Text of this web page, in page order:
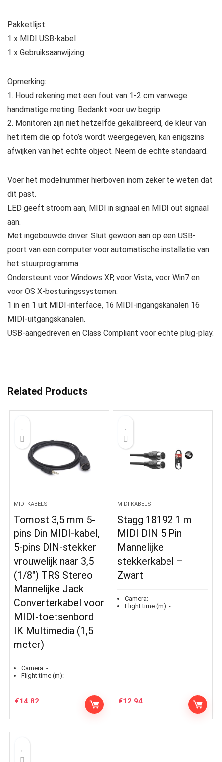
Pakketlijst:
1 x MIDI USB-kabel
1 x Gebruiksaanwijzing
Opmerking:
1. Houd rekening met een fout van 1-2 cm vanwege
handmatige meting. Bedankt voor uw begrip.
2. Monitoren zijn niet hetzelfde gekalibreerd, de kleur van
het item die op foto’s wordt weergegeven, kan enigszins
afwijken van het echte object. Neem de echte standaard.
Voer het modelnummer hierboven inom zeker te weten dat
dit past.
LED geeft stroom aan, MIDI in signaal en MIDI out signaal
aan.
Met ingebouwde driver. Sluit gewoon aan op een USB-
poort van een computer voor automatische installatie van
het stuurprogramma.
Ondersteunt voor Windows XP, voor Vista, voor Win7 en
voor OS X-besturingssystemen.
1 in en 1 uit MIDI-interface, 16 MIDI-ingangskanalen 16
MIDI-uitgangskanalen.
USB-aangedreven en Class Compliant voor echte plug-play.
Related Products
MIDI-KABELS
Tomost 3,5 mm 5-
pins Din MIDI-kabel,
5-pins DIN-stekker
vrouwelijk naar 3,5
(1/8″) TRS Stereo
Mannelijke Jack
Converterkabel voor
MIDI-toetsenbord
IK Multimedia (1,5
meter)
Camera: -
Flight time (m): -
€14.82
MIDI-KABELS
Stagg 18192 1 m
MIDI DIN 5 Pin
Mannelijke
stekkerkabel –
Zwart
Camera: -
Flight time (m): -
€12.94